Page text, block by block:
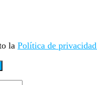
la Política de privacidad